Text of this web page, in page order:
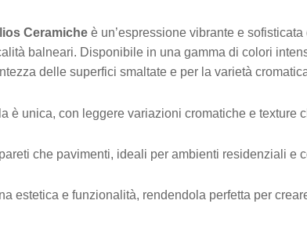
Ceramiche è un’espressione vibrante e
balneari. Disponibile in una gamma di colori
delle superfici smaltate e per la varietà
è unica, con leggere variazioni cromatiche e texture
che pavimenti, ideali per ambienti residenziali e
estetica e funzionalità, rendendola perfetta per